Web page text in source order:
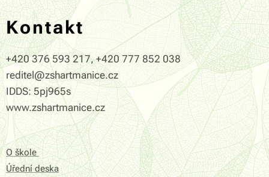
Kontakt
+420 376 593 217, +420 777 852 038
reditel@zshartmanice.cz
IDDS: 5pj965s
www.zshartmanice.cz
O škole
Úřední deska